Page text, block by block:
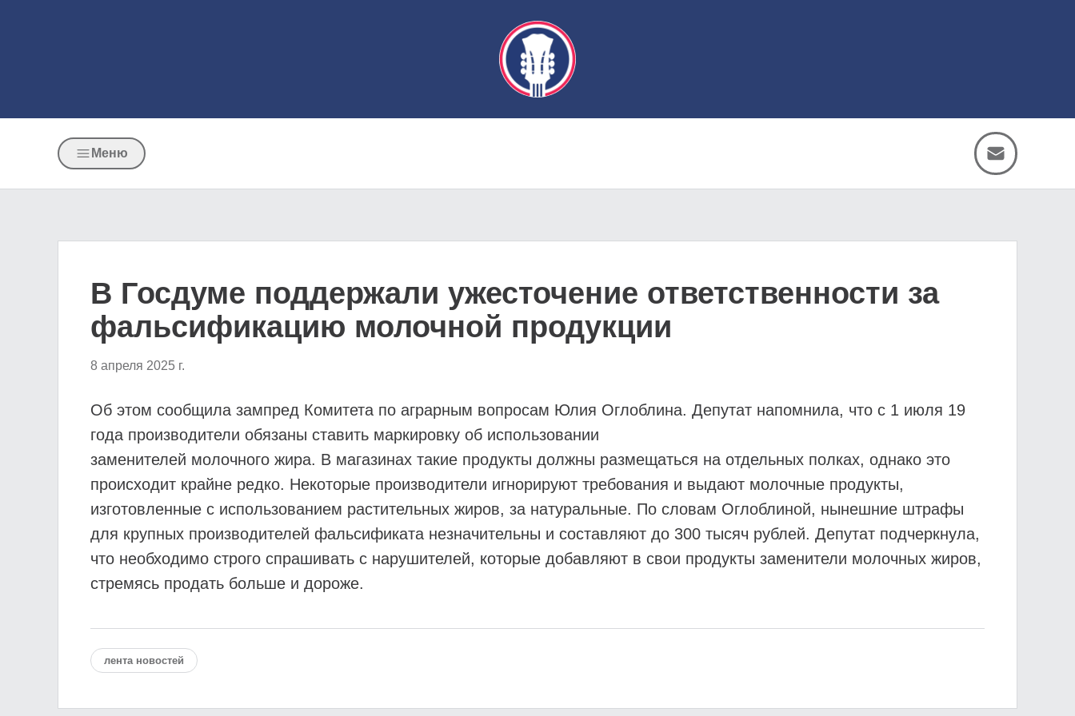
Меню
В Госдуме поддержали ужесточение ответственности за
фальсификацию молочной продукции
8 апреля 2025 г.
Об этом сообщила зампред Комитета по аграрным вопросам Юлия Оглоблина. Депутат напомнила, что с 1 июля 19
года производители обязаны ставить маркировку об использовании
заменителей молочного жира. В магазинах такие продукты должны размещаться на отдельных полках, однако это
происходит крайне редко. Некоторые производители игнорируют требования и выдают молочные продукты,
изготовленные с использованием растительных жиров, за натуральные. По словам Оглоблиной, нынешние штрафы
для крупных производителей фальсификата незначительны и составляют до 300 тысяч рублей. Депутат подчеркнула,
что необходимо строго спрашивать с нарушителей, которые добавляют в свои продукты заменители молочных жиров,
стремясь продать больше и дороже.
лента новостей